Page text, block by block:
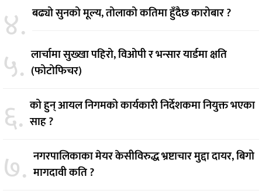
४. बढ्यो सुनको मूल्य, तोलाको कतिमा हुँदैछ कारोबार ?
५. लार्चामा सुख्खा पहिरो, विओपी र भन्सार यार्डमा क्षति
(फोटोफिचर)
६. को हुन् आयल निगमको कार्यकारी निर्देशकमा नियुक्त भएका
साह ?
७. नगरपालिकाका मेयर केसीविरुद्ध भ्रष्टाचार मुद्दा दायर, बिगो
मागदावी कति ?